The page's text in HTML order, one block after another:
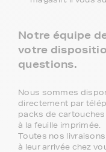
Notre équipe
votre
questions.
Nous sommes
directement par
packs de
à la feuille imprimée.
Toutes nos
à leur arrivée chez